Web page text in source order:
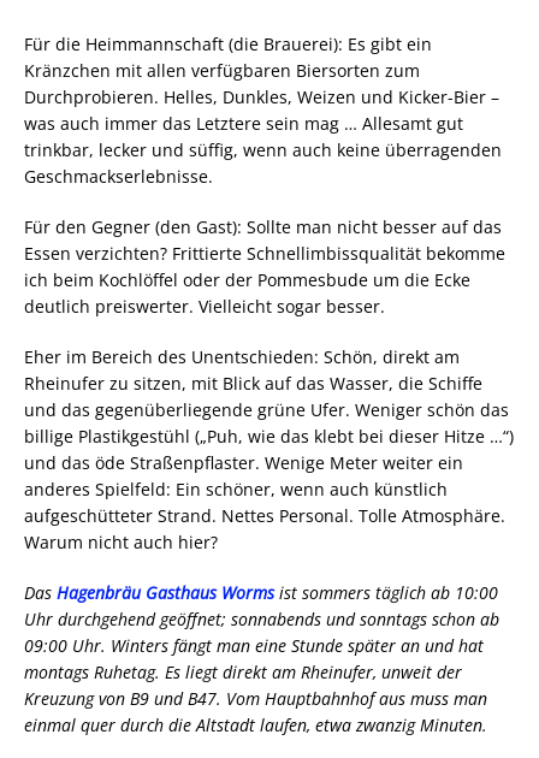
Für die Heimmannschaft (die Brauerei): Es gibt ein
Kränzchen mit allen verfügbaren Biersorten zum
Durchprobieren. Helles, Dunkles, Weizen und Kicker-Bier –
was auch immer das Letztere sein mag … Allesamt gut
trinkbar, lecker und süffig, wenn auch keine überragenden
Geschmackserlebnisse.
Für den Gegner (den Gast): Sollte man nicht besser auf das
Essen verzichten? Frittierte Schnellimbissqualität bekomme
ich beim Kochlöffel oder der Pommesbude um die Ecke
deutlich preiswerter. Vielleicht sogar besser.
Eher im Bereich des Unentschieden: Schön, direkt am
Rheinufer zu sitzen, mit Blick auf das Wasser, die Schiffe
und das gegenüberliegende grüne Ufer. Weniger schön das
billige Plastikgestühl („Puh, wie das klebt bei dieser Hitze …“)
und das öde Straßenpflaster. Wenige Meter weiter ein
anderes Spielfeld: Ein schöner, wenn auch künstlich
aufgeschütteter Strand. Nettes Personal. Tolle Atmosphäre.
Warum nicht auch hier?
Das Hagenbräu Gasthaus Wormsist sommers täglich ab 10:00
Uhr durchgehend geöffnet; sonnabends und sonntags schon ab
09:00 Uhr. Winters fängt man eine Stunde später an und hat
montags Ruhetag. Es liegt direkt am Rheinufer, unweit der
Kreuzung von B9 und B47. Vom Hauptbahnhof aus muss man
einmal quer durch die Altstadt laufen, etwa zwanzig Minuten.